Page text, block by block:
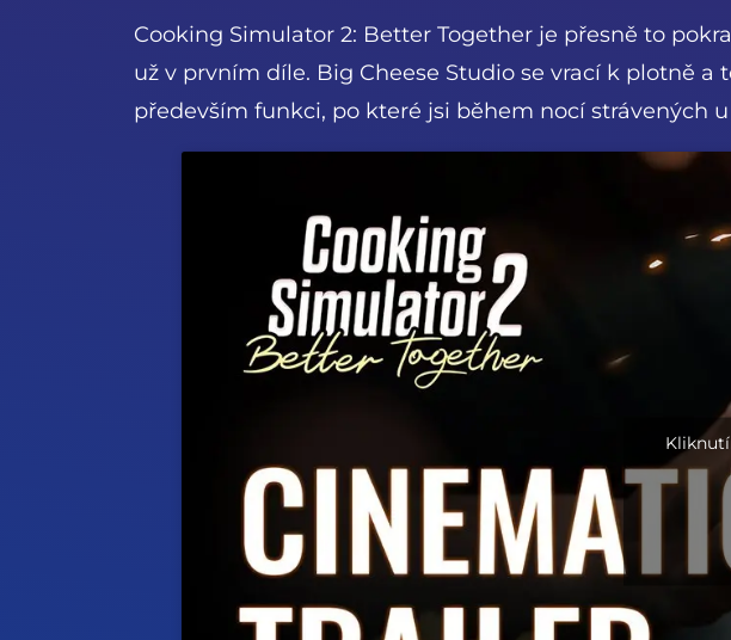
Cooking Simulator 2: Better Together je přesně to
už v prvním díle. Big Cheese Studio se vrací k plotně
především funkci, po které jsi během nocí strávených